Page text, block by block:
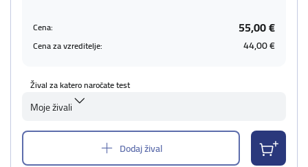
Cena: 55,00 €
Cena za vzreditelje: 44,00 €
Žival za katero naročate test
Moje živali
Dodaj žival